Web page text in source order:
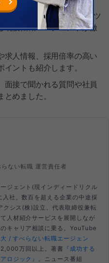
ス)株式会社へ転職するコツ
現役転職エージェントが徹
求人情報、採用倍率の高い
ントも紹介します。
面接で聞かれる質問や社員
めました。
ない転職 運営責任者
ジェント(現インディードリクル
入社。数百を超える企業の中途採
クシス(株)設立、代表取締役兼転
人材紹介サービスを展開しなが
キャリア相談に乗る。YouTube
大 / すべらない転職エージェン
万回以上。著書 『成功する
ロジック』
。ニュース番組